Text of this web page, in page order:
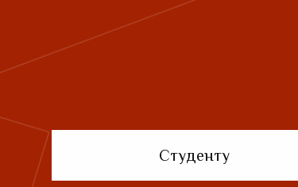
Студенту